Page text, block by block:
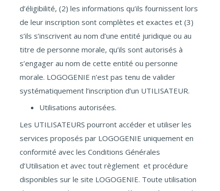
d’éligibilité, (2) les informations qu’ils fournissent lors
de leur inscription sont complètes et exactes et (3)
s’ils s’inscrivent au nom d’une entité juridique ou au
titre de personne morale, qu’ils sont autorisés à
s’engager au nom de cette entité ou personne
morale. LOGOGENIE n’est pas tenu de valider
systématiquement l’inscription d’un UTILISATEUR.
Utilisations autorisées.
Les UTILISATEURS pourront accéder et utiliser les
services proposés par LOGOGENIE uniquement en
conformité avec les Conditions Générales
d’Utilisation et avec tout règlement et procédure
disponibles sur le site LOGOGENIE. Toute utilisation